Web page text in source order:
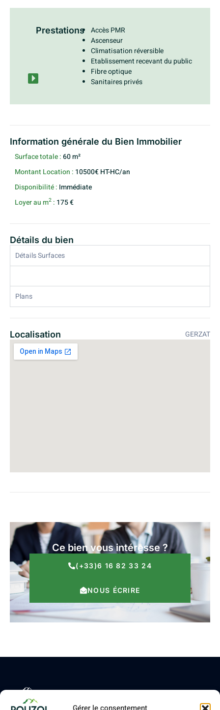
Prestations
Accès PMR
Ascenseur
Climatisation réversible
Etablissement recevant du public
Fibre optique
Sanitaires privés
Information générale du Bien Immobilier
Surface totale :60 m²
Montant Location : 10500€ HT-HC/an
Disponibilité : Immédiate
Loyer au m2 : 175 €
Détails du bien
Détails Surfaces
Plans
Localisation GERZAT
Ce bien vous intéresse ?
(+33)6 16 82 33 24
NOUS ÉCRIRE
Votre avenir
Liens rapides